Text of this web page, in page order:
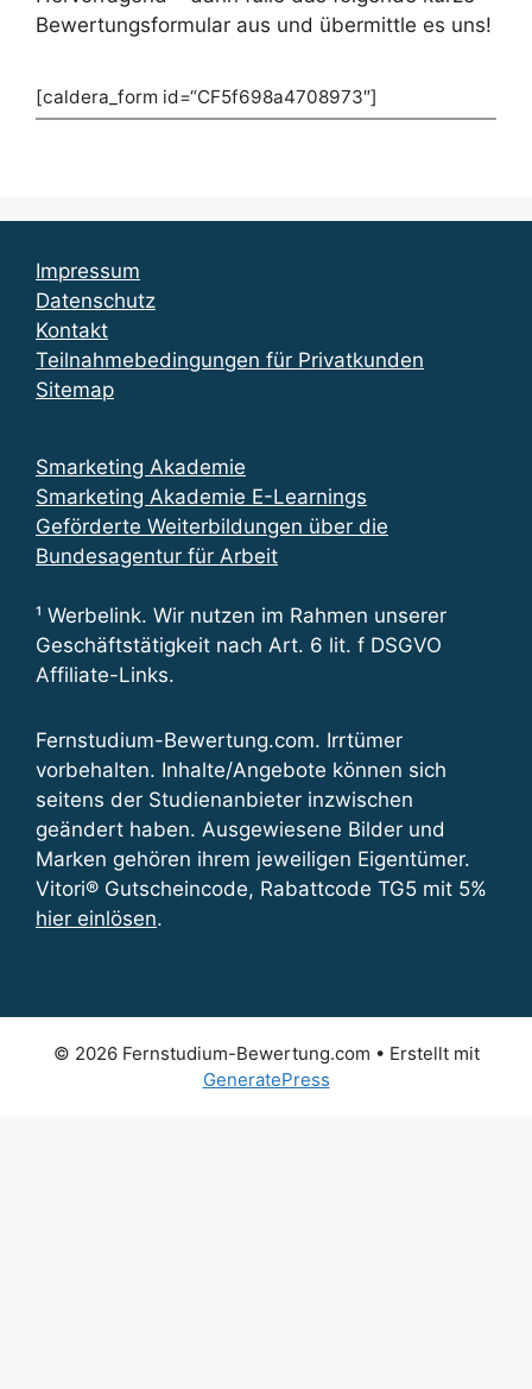
Bewertungsformular aus und übermittle es uns!
[caldera_form id=“CF5f698a4708973″]
Impressum
Datenschutz
Kontakt
Teilnahmebedingungen für Privatkunden
Sitemap
Smarketing Akademie
Smarketing Akademie E-Learnings
Geförderte Weiterbildungen über die
Bundesagentur für Arbeit
¹ Werbelink. Wir nutzen im Rahmen unserer
Geschäftstätigkeit nach Art. 6 lit. f DSGVO
Affiliate-Links.
Fernstudium-Bewertung.com. Irrtümer
vorbehalten. Inhalte/Angebote können sich
seitens der Studienanbieter inzwischen
geändert haben. Ausgewiesene Bilder und
Marken gehören ihrem jeweiligen Eigentümer.
Vitori® Gutscheincode, Rabattcode TG5 mit 5%
hier einlösen.
© 2026 Fernstudium-Bewertung.com • Erstellt mit
GeneratePress